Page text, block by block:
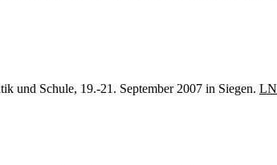
und Schule, 19.-21. September 2007 in Siegen.